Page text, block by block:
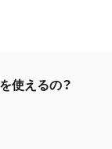
使えるの？